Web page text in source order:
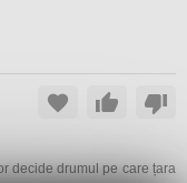
decide drumul pe care țara